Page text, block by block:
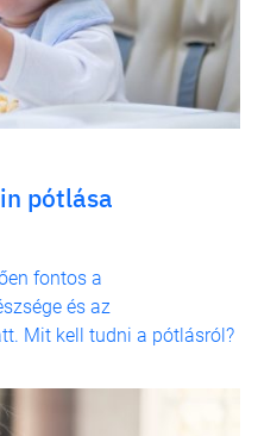
pótlása
fontos a
és az
Mit kell tudni a pótlásról?